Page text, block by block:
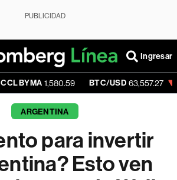
PUBLICIDAD
Ingresar
BTC/USD 63,557.27 -0.29%
ARGENTINA
para invertir
Esto ven